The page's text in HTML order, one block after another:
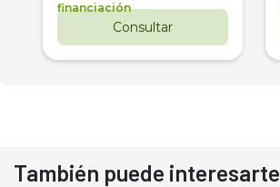
financiación
Consultar
También puede interesarte